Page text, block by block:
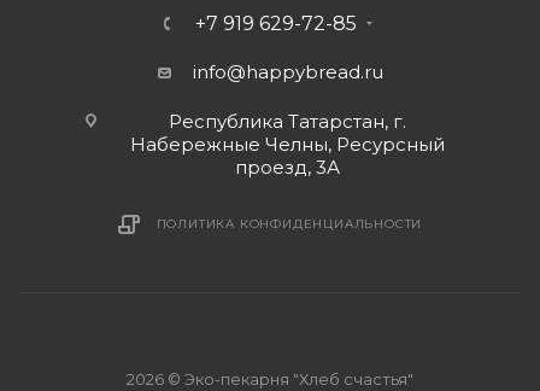
+7 919 629-72-85
info@happybread.ru
Республика Татарстан, г.
Набережные Челны, Ресурсный
проезд, 3А
ПОЛИТИКА КОНФИДЕНЦИАЛЬНОСТИ
2026 © Эко-пекарня "Хлеб счастья"